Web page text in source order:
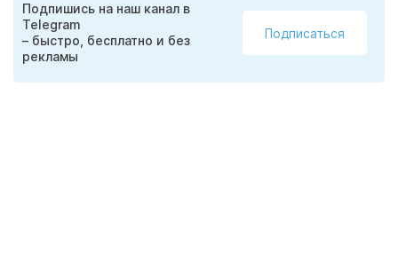
Подпишись на наш канал в
Telegram
– быстро, бесплатно и без
рекламы
Подписаться